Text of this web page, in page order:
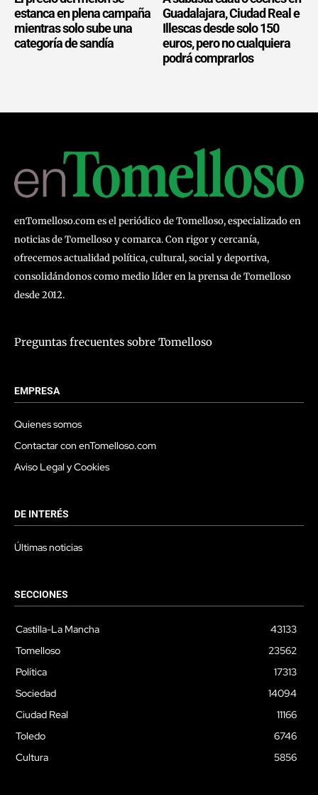
estanca en plena campaña
mientras solo sube una
categoría de sandía
Guadalajara, Ciudad Real e
Illescas desde solo 150
euros, pero no cualquiera
podrá comprarlos
enTomelloso.com es el periódico de Tomelloso, especializado en
noticias de Tomelloso y comarca. Con rigor y cercanía,
ofrecemos actualidad política, cultural, social y deportiva,
consolidándonos como medio líder en la prensa de Tomelloso
desde 2012.
Preguntas frecuentes sobre Tomelloso
EMPRESA
Quienes somos
Contactar con enTomelloso.com
Aviso Legal y Cookies
DE INTERÉS
Últimas noticias
SECCIONES
Castilla-La Mancha
43133
Tomelloso
23562
Política
17313
Sociedad
14094
Ciudad Real
11166
Toledo
6746
Cultura
5856